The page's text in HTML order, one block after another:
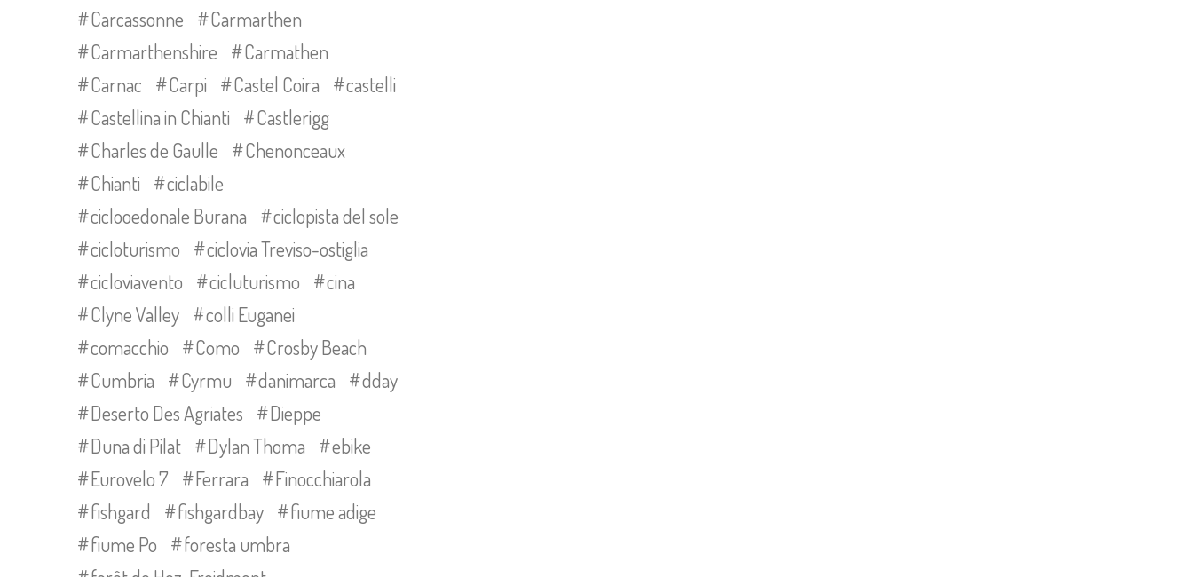
Carcassonne
Carmarthen
Carmarthenshire
Carmathen
Carnac
Carpi Castel Coira
castelli
Castellina in Chianti
Castlerigg
Charles de Gaulle
Chenonceaux
Chianti
ciclabile
ciclooedonale Burana
ciclopista del sole
cicloturismo
ciclovia Treviso-ostiglia
cicloviavento
cicluturismo
cina
Clyne Valley
colli Euganei
comacchio
Como
Crosby Beach
Cumbria
Cyrmu danimarca
dday
Deserto Des Agriates
Dieppe
Duna di Pilat
Dylan Thoma
ebike
Eurovelo 7
Ferrara
Finocchiarola
fishgard
fishgardbay
fiume adige
fiume Po
foresta umbra